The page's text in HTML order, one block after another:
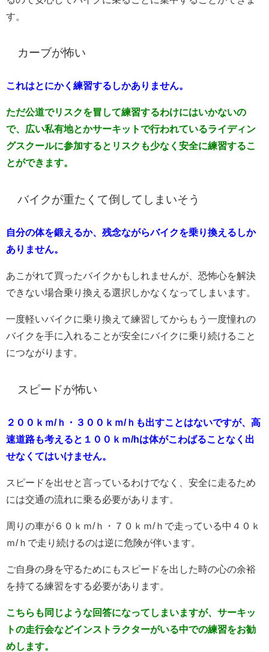
す。
カーブが怖い
これはとにかく練習するしかありません。
ただ公道でリスクを冒して練習するわけにはいかないの
で、広い私有地とかサーキットで行われているライディン
グスクールに参加するとリスクも少なく安全に練習するこ
とができます。
バイクが重たくて倒してしまいそう
自分の体を鍛えるか、残念ながらバイクを乗り換えるしか
ありません。
あこがれて買ったバイクかもしれませんが、恐怖心を解決
できない場合乗り換える選択しかなくなってしまいます。
一度軽いバイクに乗り換えて練習してからもう一度憧れの
バイクを手に入れることが安全にバイクに乗り続けること
につながります。
スピードが怖い
２００ｋｍ/ｈ・３００ｋｍ/ｈも出すことはないですが、高
速道路も考えると１００ｋｍ/hは体がこわばることなく出
せなくてはいけません。
スピードを出せと言っているわけでなく、安全に走るため
には交通の流れに乗る必要があります。
周りの車が６０ｋｍ/ｈ・７０ｋｍ/ｈで走っている中４０ｋ
ｍ/ｈで走り続けるのは逆に危険が伴います。
ご自身の身を守るためにもスピードを出した時の心の余裕
を持てる練習をする必要があります。
こちらも同じような回答になってしまいますが、サーキッ
トの走行会などインストラクターがいる中での練習をお勧
めします。